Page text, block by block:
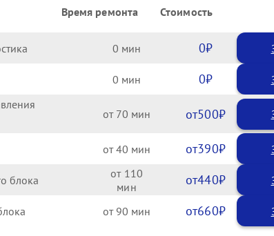
Время ремонта Стоимость
0 0
0 0
70 500
40 390
блока 110 440
90 660